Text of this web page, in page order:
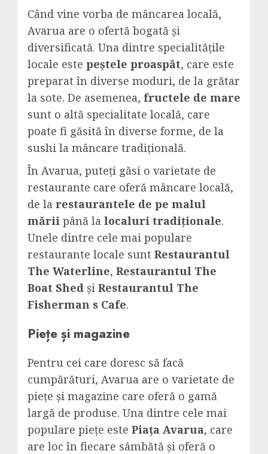
Când vine vorba de mâncarea locală,
Avarua are o ofertă bogată și
diversificată. Una dintre specialitățile
locale este peștele proaspăt, care este
preparat în diverse moduri, de la grătar
la sote. De asemenea, fructele de mare
sunt o altă specialitate locală, care
poate fi găsită în diverse forme, de la
sushi la mâncare tradițională.
În Avarua, puteți găsi o varietate de
restaurante care oferă mâncare locală,
de la restaurantele de pe malul
mării până la localuri tradiționale.
Unele dintre cele mai populare
restaurante locale sunt Restaurantul
The Waterline, Restaurantul The
Boat Shed și Restaurantul The
Fisherman s Cafe.
Piețe și magazine
Pentru cei care doresc să facă
cumpărături, Avarua are o varietate de
piețe și magazine care oferă o gamă
largă de produse. Una dintre cele mai
populare piețe este Piața Avarua, care
are loc în fiecare sâmbătă și oferă o